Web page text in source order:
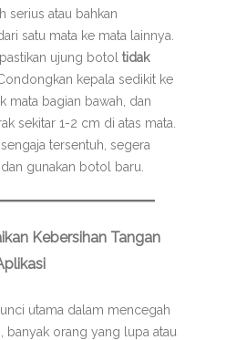
serius atau bahkan
satu mata ke mata lainnya.
ujung botol tidak
Condongkan kepala sedikit ke
mata bagian bawah, dan
sekitar 1-2 cm di atas mata.
tersentuh, segera
gunakan botol baru.
Kebersihan Tangan
utama dalam mencegah
banyak orang yang lupa atau